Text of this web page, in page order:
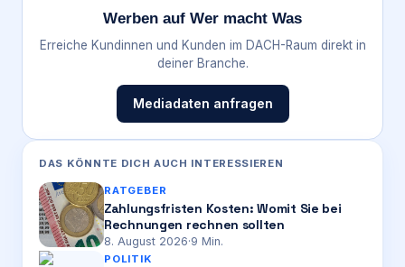
Werben auf Wer macht Was
Erreiche Kundinnen und Kunden im DACH-Raum direkt in
deiner Branche.
Mediadaten anfragen
DAS KÖNNTE DICH AUCH INTERESSIEREN
RATGEBER
Zahlungsfristen Kosten: Womit Sie bei
Rechnungen rechnen sollten
8. August 2026·9 Min.
POLITIK